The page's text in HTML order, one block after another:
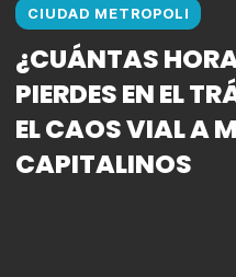
CIUDAD METROPOLI
¿CUÁNTAS
PIERDES EN EL
EL CAOS VIAL A
CAPITALINOS